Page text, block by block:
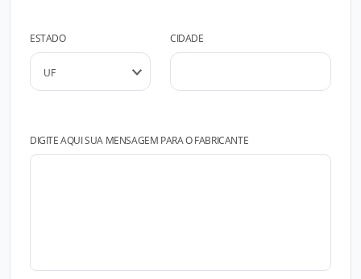
ESTADO CIDADE
DIGITE AQUI SUA MENSAGEM PARA O FABRICANTE